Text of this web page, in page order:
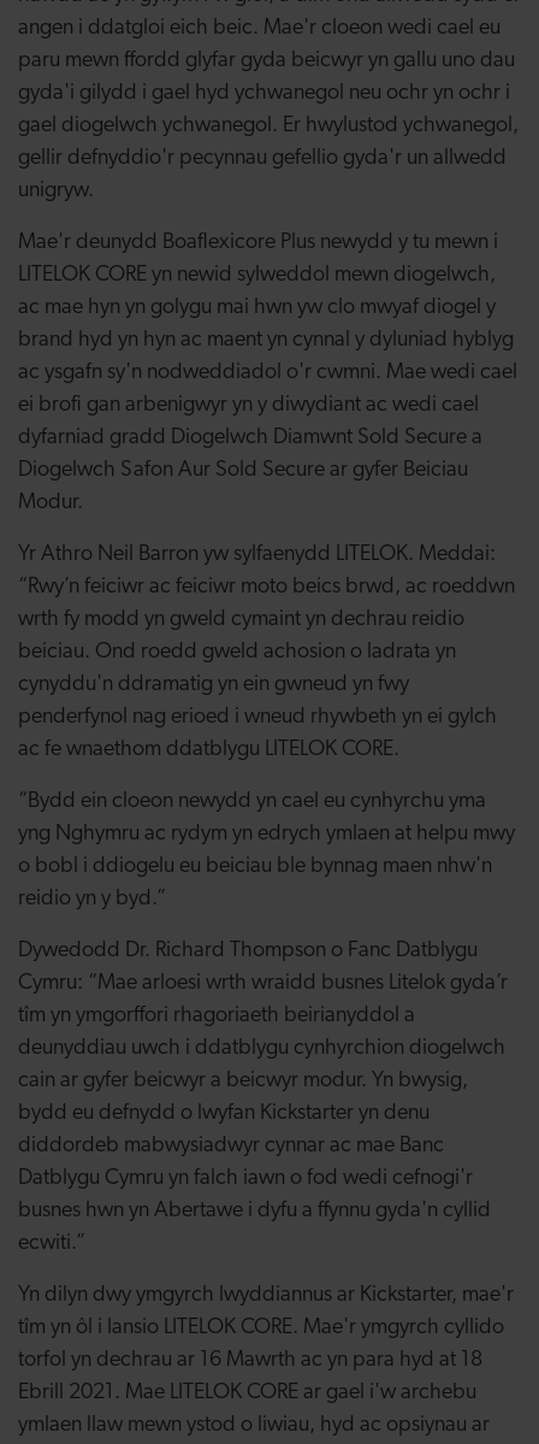
angen i ddatgloi eich beic. Mae'r cloeon wedi cael eu
paru mewn ffordd glyfar gyda beicwyr yn gallu uno dau
gyda'i gilydd i gael hyd ychwanegol neu ochr yn ochr i
gael diogelwch ychwanegol. Er hwylustod ychwanegol,
gellir defnyddio'r pecynnau gefellio gyda'r un allwedd
unigryw.
Mae'r deunydd Boaflexicore Plus newydd y tu mewn i
LITELOK CORE yn newid sylweddol mewn diogelwch,
ac mae hyn yn golygu mai hwn yw clo mwyaf diogel y
brand hyd yn hyn ac maent yn cynnal y dyluniad hyblyg
ac ysgafn sy'n nodweddiadol o'r cwmni. Mae wedi cael
ei brofi gan arbenigwyr yn y diwydiant ac wedi cael
dyfarniad gradd Diogelwch Diamwnt Sold Secure a
Diogelwch Safon Aur Sold Secure ar gyfer Beiciau
Modur.
Yr Athro Neil Barron yw sylfaenydd LITELOK. Meddai:
“Rwy’n feiciwr ac feiciwr moto beics brwd, ac roeddwn
wrth fy modd yn gweld cymaint yn dechrau reidio
beiciau. Ond roedd gweld achosion o ladrata yn
cynyddu'n ddramatig yn ein gwneud yn fwy
penderfynol nag erioed i wneud rhywbeth yn ei gylch
ac fe wnaethom ddatblygu LITELOK CORE.
“Bydd ein cloeon newydd yn cael eu cynhyrchu yma
yng Nghymru ac rydym yn edrych ymlaen at helpu mwy
o bobl i ddiogelu eu beiciau ble bynnag maen nhw'n
reidio yn y byd.”
Dywedodd Dr. Richard Thompson o Fanc Datblygu
Cymru: “Mae arloesi wrth wraidd busnes Litelok gyda’r
tîm yn ymgorffori rhagoriaeth beirianyddol a
deunyddiau uwch i ddatblygu cynhyrchion diogelwch
cain ar gyfer beicwyr a beicwyr modur. Yn bwysig,
bydd eu defnydd o lwyfan Kickstarter yn denu
diddordeb mabwysiadwyr cynnar ac mae Banc
Datblygu Cymru yn falch iawn o fod wedi cefnogi'r
busnes hwn yn Abertawe i dyfu a ffynnu gyda'n cyllid
ecwiti.”
Yn dilyn dwy ymgyrch lwyddiannus ar Kickstarter, mae'r
tîm yn ôl i lansio LITELOK CORE. Mae'r ymgyrch cyllido
torfol yn dechrau ar 16 Mawrth ac yn para hyd at 18
Ebrill 2021. Mae LITELOK CORE ar gael i'w archebu
ymlaen llaw mewn ystod o liwiau, hyd ac opsiynau ar